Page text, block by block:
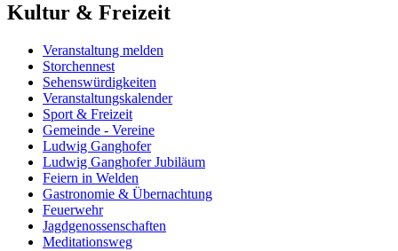
Kultur & Freizeit
Veranstaltung melden
Storchennest
Sehenswürdigkeiten
Veranstaltungskalender
Sport & Freizeit
Gemeinde - Vereine
Ludwig Ganghofer
Ludwig Ganghofer Jubiläum
Feiern in Welden
Gastronomie & Übernachtung
Feuerwehr
Jagdgenossenschaften
Meditationsweg